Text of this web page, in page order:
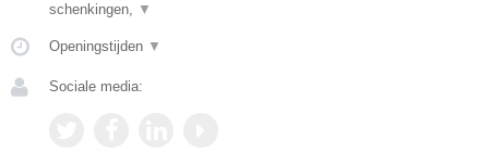
schenkingen, ▼
Openingstijden ▼
Sociale media: